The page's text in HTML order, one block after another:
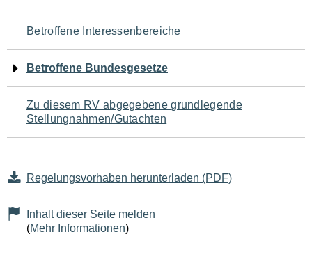
Seiteninhalt
Betroffene Interessenbereiche
Betroffene Bundesgesetze
Zu diesem RV abgegebene grundlegende
Stellungnahmen/Gutachten
Regelungsvorhaben herunterladen (PDF)
Inhalt dieser Seite melden
(Mehr Informationen)